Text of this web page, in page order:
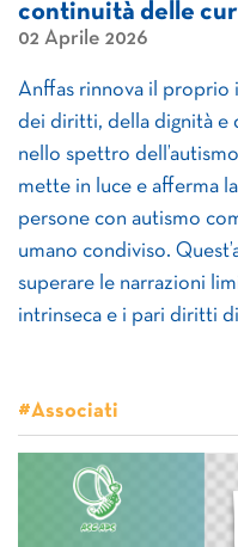
continuità delle
02 Aprile 2026
Anffas rinnova il proprio
dei diritti, della dignità e
nello spettro
mette in luce e afferma
persone con autismo
umano condiviso.
superare le narrazioni
intrinseca e i pari diritti
#Associati